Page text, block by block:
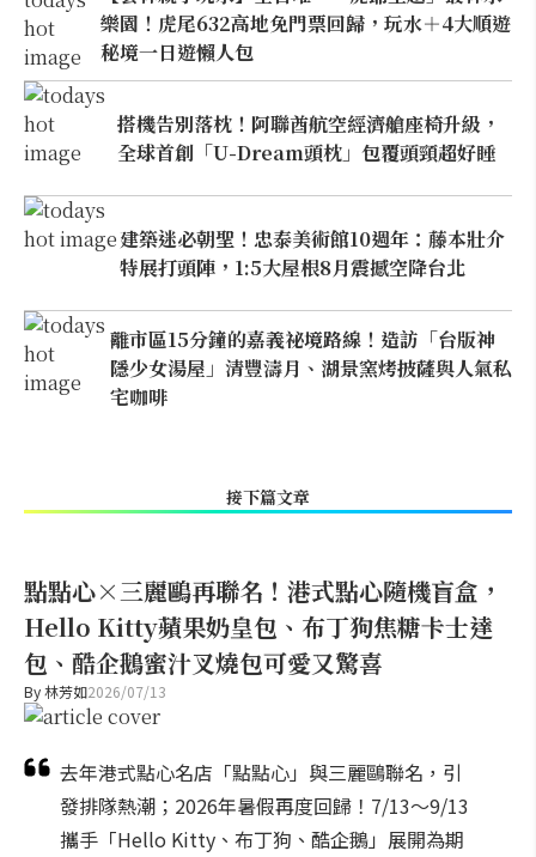
樂園！虎尾632高地免門票回歸，玩水＋4大順遊
秘境一日遊懶人包
搭機告別落枕！阿聯酋航空經濟艙座椅升級，
全球首創「U-Dream頭枕」包覆頭頸超好睡
建築迷必朝聖！忠泰美術館10週年：藤本壯介
特展打頭陣，1:5大屋根8月震撼空降台北
離市區15分鐘的嘉義祕境路線！造訪「台版神
隱少女湯屋」清豐濤月、湖景窯烤披薩與人氣私
宅咖啡
接下篇文章
點點心×三麗鷗再聯名！港式點心隨機盲盒，
Hello Kitty蘋果奶皇包、布丁狗焦糖卡士達
包、酷企鵝蜜汁叉燒包可愛又驚喜
By林芳如2026/07/13
去年港式點心名店「點點心」與三麗鷗聯名，引
發排隊熱潮；2026年暑假再度回歸！7/13～9/13
攜手「Hello Kitty、布丁狗、酷企鵝」展開為期